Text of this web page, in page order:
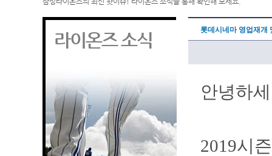
라이온즈 소식 롯데시네마 영업재개
안녕하
2019시